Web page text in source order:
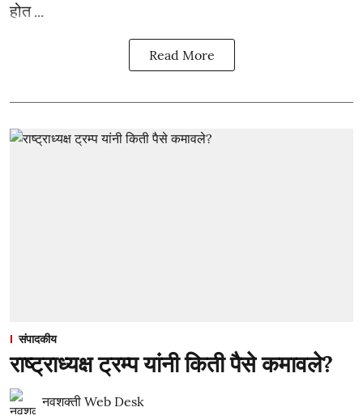
होत ...
Read More
संपादकीय
राष्ट्राध्यक्ष ट्रम्प यांनी किती पैसे कमावले?
नवशक्ती Web Desk